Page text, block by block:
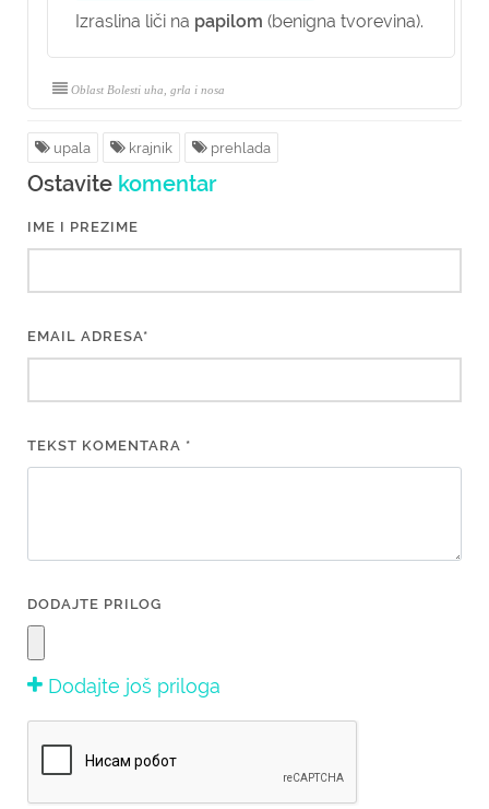
Izraslina liči na papilom (benigna tvorevina).
Oblast Bolesti uha, grla i nosa
upala krajnik prehlada
Ostavite komentar
IME I PREZIME
EMAIL ADRESA*
TEKST KOMENTARA *
DODAJTE PRILOG
Dodajte još priloga